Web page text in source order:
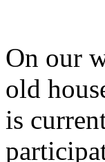
On our
old
is